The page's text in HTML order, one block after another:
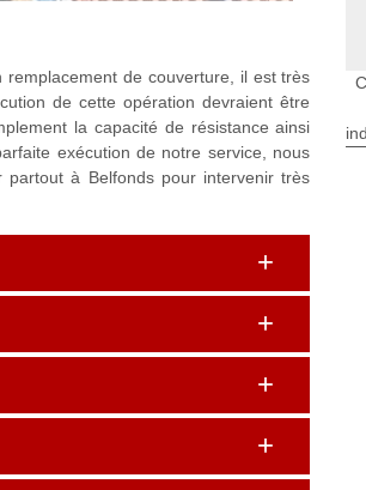
de couverture, il est très
de cette opération devraient être
la capacité de résistance ainsi
exécution de notre service, nous
à Belfonds pour intervenir très